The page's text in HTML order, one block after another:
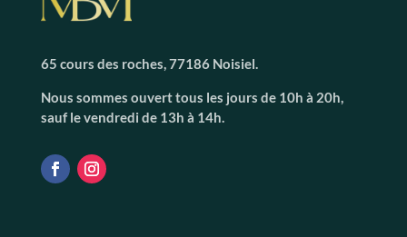
65 cours des roches, 77186 Noisiel.
Nous sommes ouvert tous les jours de 10h à 20h,
sauf le vendredi de 13h à 14h.